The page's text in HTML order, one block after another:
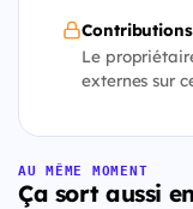
Le
externes sur
AU MÊME MOMENT
Ça sort aussi en